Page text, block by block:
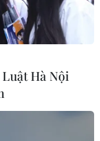
tiếp nhận
Hà Nội